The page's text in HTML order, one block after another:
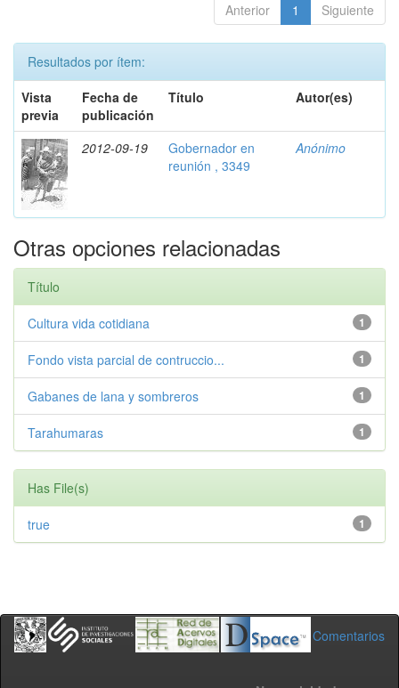
Anterior 1 Siguiente
Resultados por ítem:
Vista
previa
Fecha de
publicación
Título Autor(es)
2012-09-19
Gobernador en
reunión , 3349
Anónimo
Otras opciones relacionadas
Título
1
Cultura vida cotidiana
1
Fondo vista parcial de contruccio...
1
Gabanes de lana y sombreros
1
Tarahumaras
Has File(s)
1
true
Comentarios